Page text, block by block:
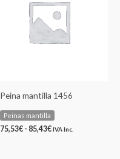
Peina mantilla 1456
Peinas mantilla
75,53€ - 85,43€
75,53€
hasta
85,43€
IVA Inc.